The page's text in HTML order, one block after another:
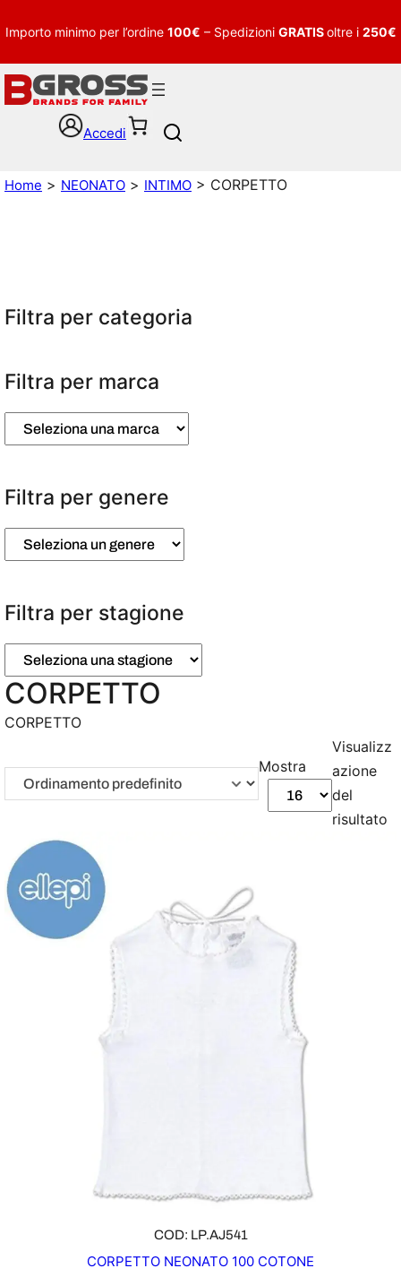
Importo minimo per l’ordine 100€ – Spedizioni GRATISoltre i 250€
Accedi
a
r
Home > NEONATO > INTIMO > CORPETTO
Filtra per categoria
Filtra per marca
Filtra per genere
Filtra per stagione
CORPETTO
CORPETTO
Mostra
Visualizz
azione
del
risultato
COD: LP.AJ541
CORPETTO NEONATO 100 COTONE